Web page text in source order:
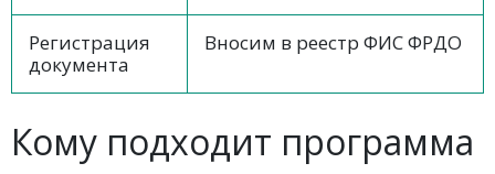
Регистрация
документа
Вносим в реестр ФИС ФРДО
Кому подходит программа